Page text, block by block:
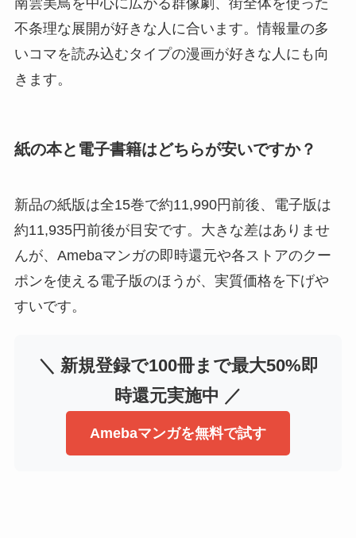
不条理な展開が好きな人に合います。情報量の多
いコマを読み込むタイプの漫画が好きな人にも向
きます。
紙の本と電子書籍はどちらが安いですか？
新品の紙版は全15巻で約11,990円前後、電子版は
約11,935円前後が目安です。大きな差はありませ
んが、Amebaマンガの即時還元や各ストアのクー
ポンを使える電子版のほうが、実質価格を下げや
すいです。
＼ 新規登録で100冊まで最大50%即
時還元実施中 ／
Amebaマンガを無料で試す